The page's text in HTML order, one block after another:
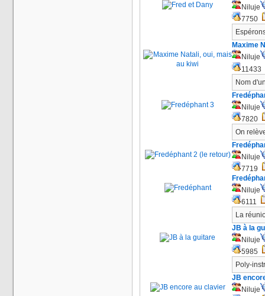
Niluje
7750
Maxime
Niluje
11433
Nom
Niluje
7820
On
Niluje
7719
Niluje
6111
La
JB à la
Niluje
5985
Poly-
JB
Niluje